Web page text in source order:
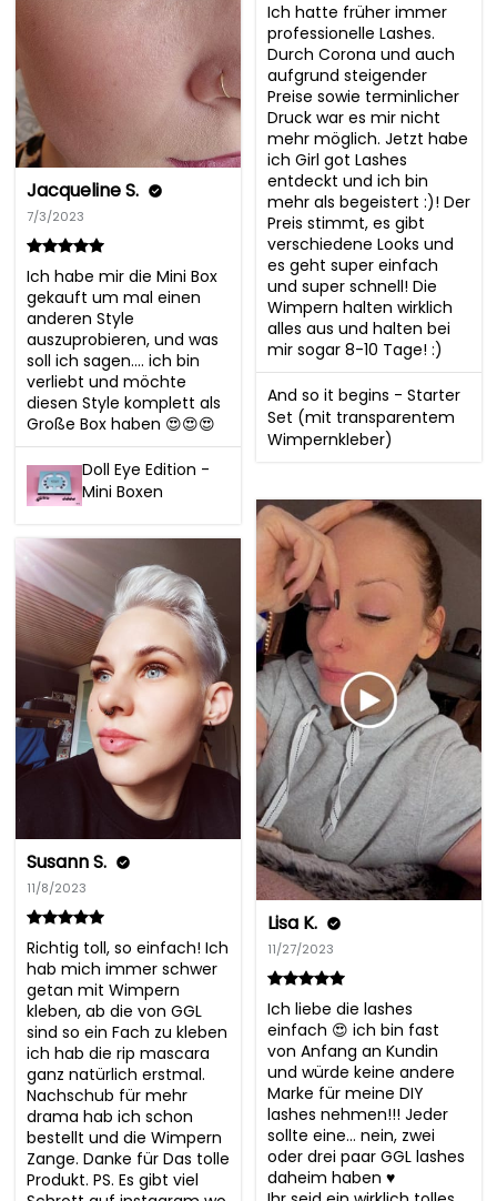
Ich hatte früher immer
professionelle Lashes.
Durch Corona und auch
aufgrund steigender
Preise sowie terminlicher
Druck war es mir nicht
mehr möglich. Jetzt habe
ich Girl got Lashes
entdeckt und ich bin
mehr als begeistert :)! Der
Preis stimmt, es gibt
verschiedene Looks und
es geht super einfach
und super schnell! Die
Wimpern halten wirklich
alles aus und halten bei
mir sogar 8-10 Tage! :)
And so it begins - Starter
Set (mit transparentem
Wimpernkleber)
Jacqueline S.
7/3/2023
Ich habe mir die Mini Box
gekauft um mal einen
anderen Style
auszuprobieren, und was
soll ich sagen.... ich bin
verliebt und möchte
diesen Style komplett als
Große Box haben 😍😍😍
Doll Eye Edition -
Mini Boxen
Lisa K.
11/27/2023
Ich liebe die lashes
einfach 😍 ich bin fast
von Anfang an Kundin
und würde keine andere
Marke für meine DIY
lashes nehmen!!! Jeder
sollte eine… nein, zwei
oder drei paar GGL lashes
daheim haben ♥️
Susann S.
11/8/2023
Richtig toll, so einfach! Ich
hab mich immer schwer
getan mit Wimpern
kleben, ab die von GGL
sind so ein Fach zu kleben
ich hab die rip mascara
ganz natürlich erstmal.
Nachschub für mehr
drama hab ich schon
bestellt und die Wimpern
Zange. Danke für Das tolle
Produkt. PS. Es gibt viel